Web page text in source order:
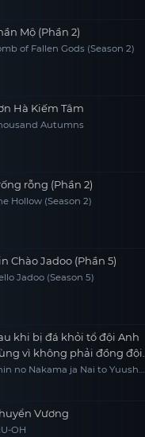
Mộ (Phần 2)
of Fallen Gods (Season 2)
Hà Kiếm Tâm
Autumns
rỗng (Phần 2)
Hollow (Season 2)
Chào Jadoo (Phần 5)
Jadoo (Season 5)
khi bị đá khỏi tổ đội Anh
vì không phải đồng đội
sự của họ, tôi quyết định
no Nakama ja Nai to Yuusha
Hero's Party, I Decided to Live
Quiet Life in the Countryside
Vương
OH